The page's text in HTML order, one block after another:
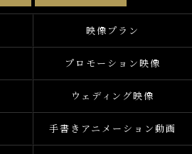
映像プラン
プロモーション映像
ウェディング映像
手書きアニメーション動画